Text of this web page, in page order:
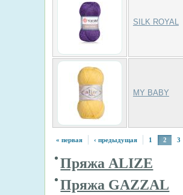
SILK ROYAL
MY BABY
« первая ‹ предыдущая 1 2 3
Пряжа ALIZE
Пряжа GAZZAL